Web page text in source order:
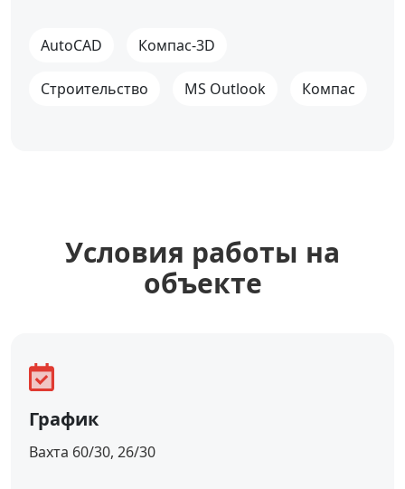
AutoCAD Компас-3D
Строительство MS Outlook Компас
Уcловия работы на
объекте
График
Вахта 60/30, 26/30